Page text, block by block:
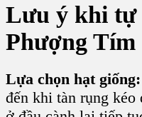
Lưu ý khi tự
Phượng Tím
Lựa chọn hạt giống:
đến khi tàn rụng kéo